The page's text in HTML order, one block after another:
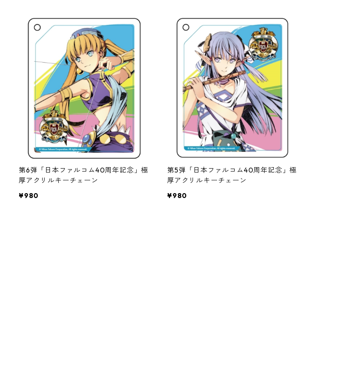
第6弾「日本ファルコム40周年記念」極
厚アクリルキーチェーン
¥980
第5弾「日本ファルコム40周年記念」極
厚アクリルキーチェーン
¥980